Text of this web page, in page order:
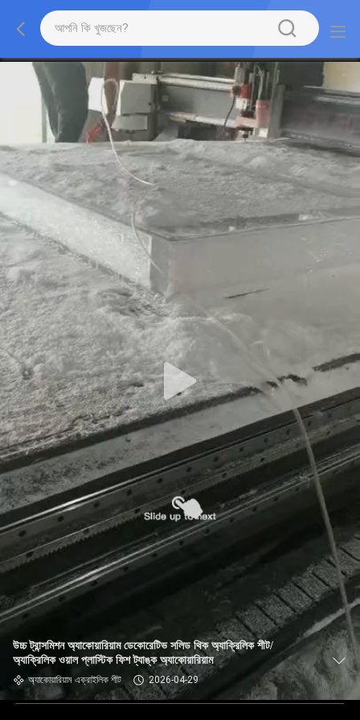
উচ্চ ট্রান্সমিশন অ্যাকোয়ারিয়াম ডেকোরেটিভ সলিড থিক অ্যাক্রিলিক শীট/
অ্যাক্রিলিক ওয়াল প্লাস্টিক ফিশ ট্যাঙ্ক অ্যাকোয়ারিয়াম
অ্যাকোয়ারিয়াম এক্রাইলিক শীট 2026-04-29